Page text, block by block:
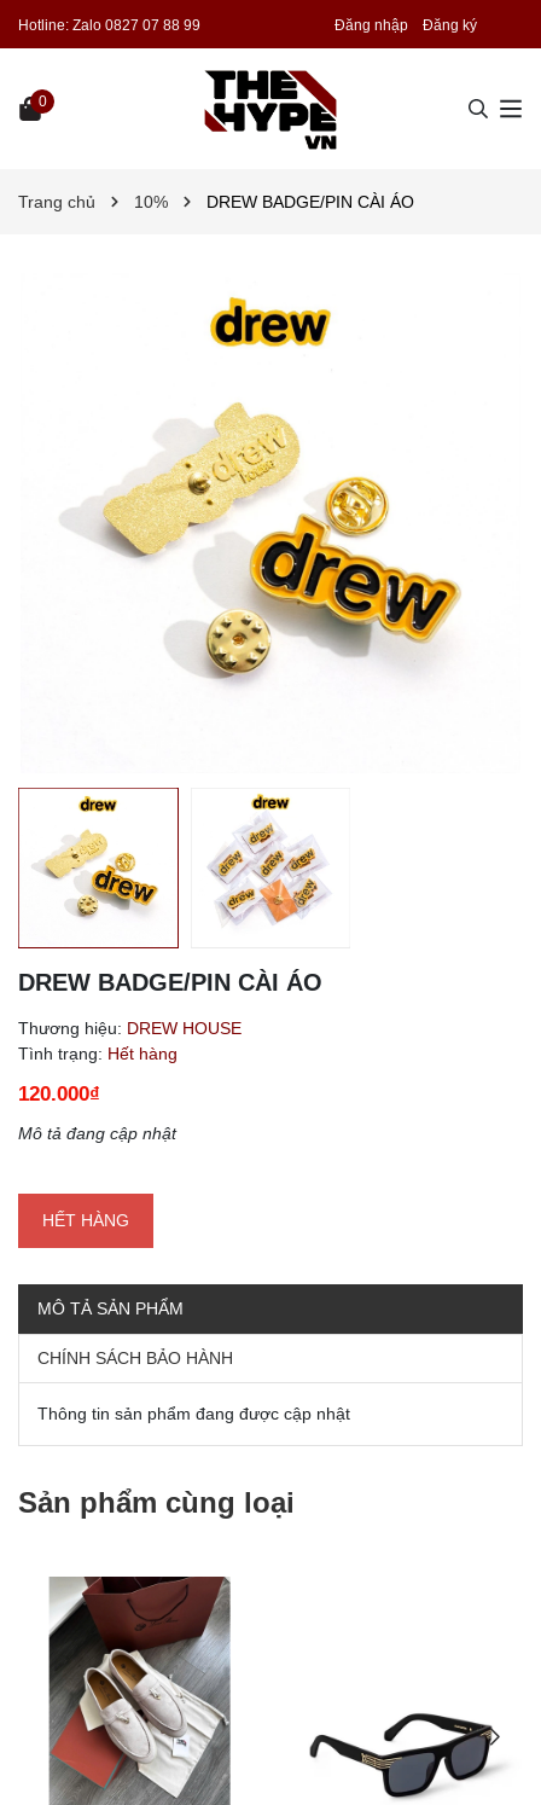
Hotline: Zalo 0827 07 88 99 Đăng nhập Đăng ký
0
Trang chủ 10% DREW BADGE/PIN CÀI ÁO
DREW BADGE/PIN CÀI ÁO
Thương hiệu: DREW HOUSE
Tình trạng: Hết hàng
120.000₫
Mô tả đang cập nhật
HẾT HÀNG
MÔ TẢ SẢN PHẨM
CHÍNH SÁCH BẢO HÀNH
Thông tin sản phẩm đang được cập nhật
Sản phẩm cùng loại